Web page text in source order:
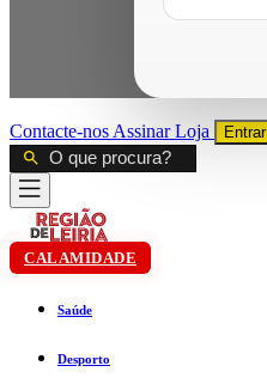
Contacte-nos AssinarLoja Entrar
CALAMIDADE
Saúde
Desporto